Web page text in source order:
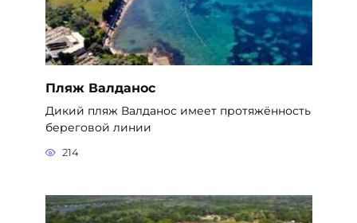
Пляж Валданос
Дикий пляж Валданос имеет протяжённость
береговой линии
214